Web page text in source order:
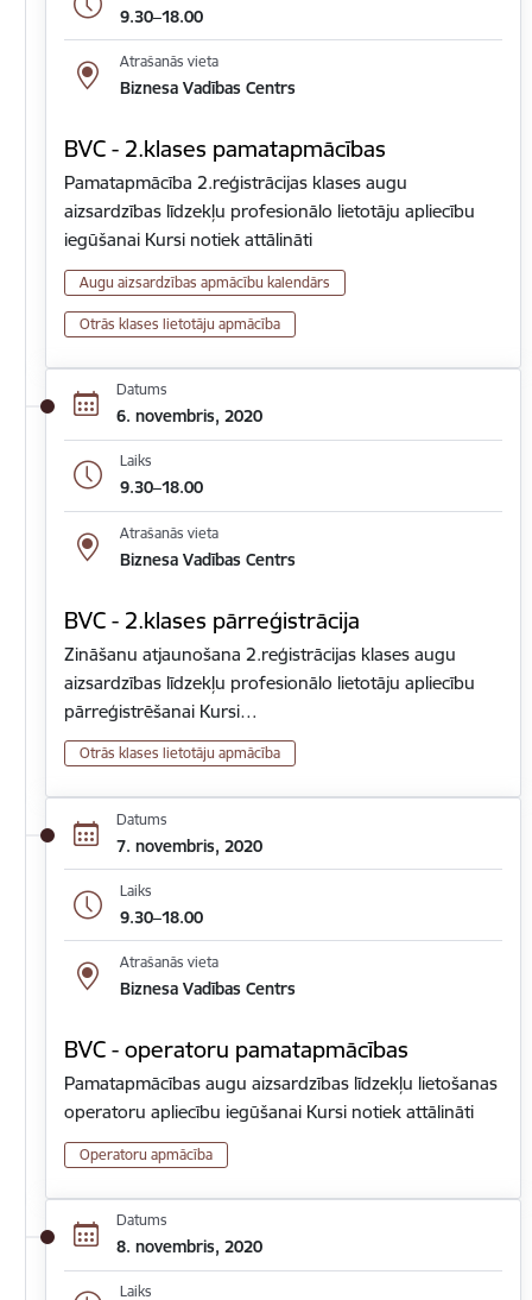
9.30–18.00
Atrašanās vieta
Biznesa Vadības Centrs
BVC - 2.klases pamatapmācības
Pamatapmācība 2.reģistrācijas klases augu
aizsardzības līdzekļu profesionālo lietotāju apliecību
iegūšanai Kursi notiek attālināti
Augu aizsardzības apmācību kalendārs
Otrās klases lietotāju apmācība
Datums
6. novembris, 2020
Laiks
9.30–18.00
Atrašanās vieta
Biznesa Vadības Centrs
BVC - 2.klases pārreģistrācija
Zināšanu atjaunošana 2.reģistrācijas klases augu
aizsardzības līdzekļu profesionālo lietotāju apliecību
pārreģistrēšanai Kursi…
Otrās klases lietotāju apmācība
Datums
7. novembris, 2020
Laiks
9.30–18.00
Atrašanās vieta
Biznesa Vadības Centrs
BVC - operatoru pamatapmācības
Pamatapmācības augu aizsardzības līdzekļu lietošanas
operatoru apliecību iegūšanai Kursi notiek attālināti
Operatoru apmācība
Datums
8. novembris, 2020
Laiks